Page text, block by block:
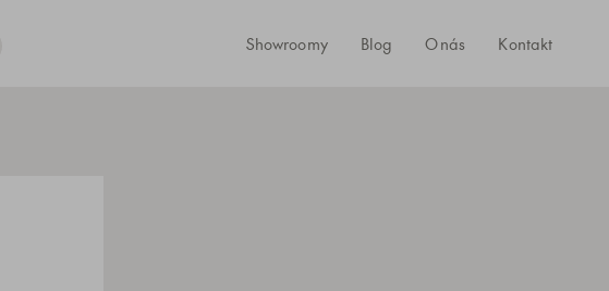
Showroomy Blog O nás Kontakt